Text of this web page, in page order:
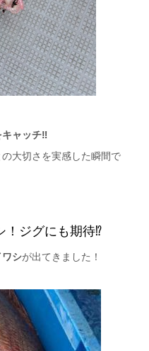
ャッチ‼️
大切さを実感した瞬間で
！ジグにも期待⁉️
ワシが出てきました！